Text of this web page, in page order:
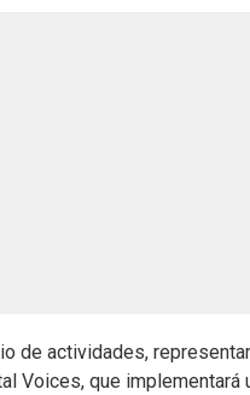
de actividades,
Voices, que